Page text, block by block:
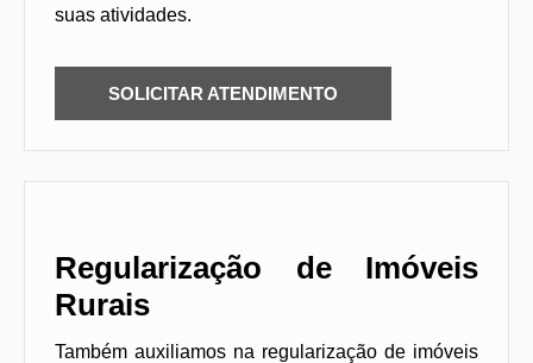
suas atividades.
SOLICITAR ATENDIMENTO
Regularização de Imóveis
Rurais
Também auxiliamos na regularização de imóveis